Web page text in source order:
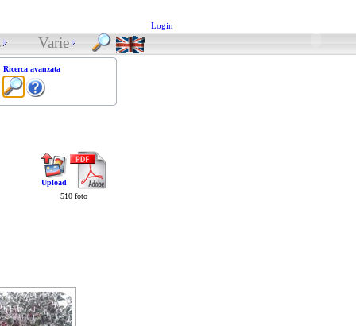
Login
Varie
Ricerca avanzata
Upload
510 foto